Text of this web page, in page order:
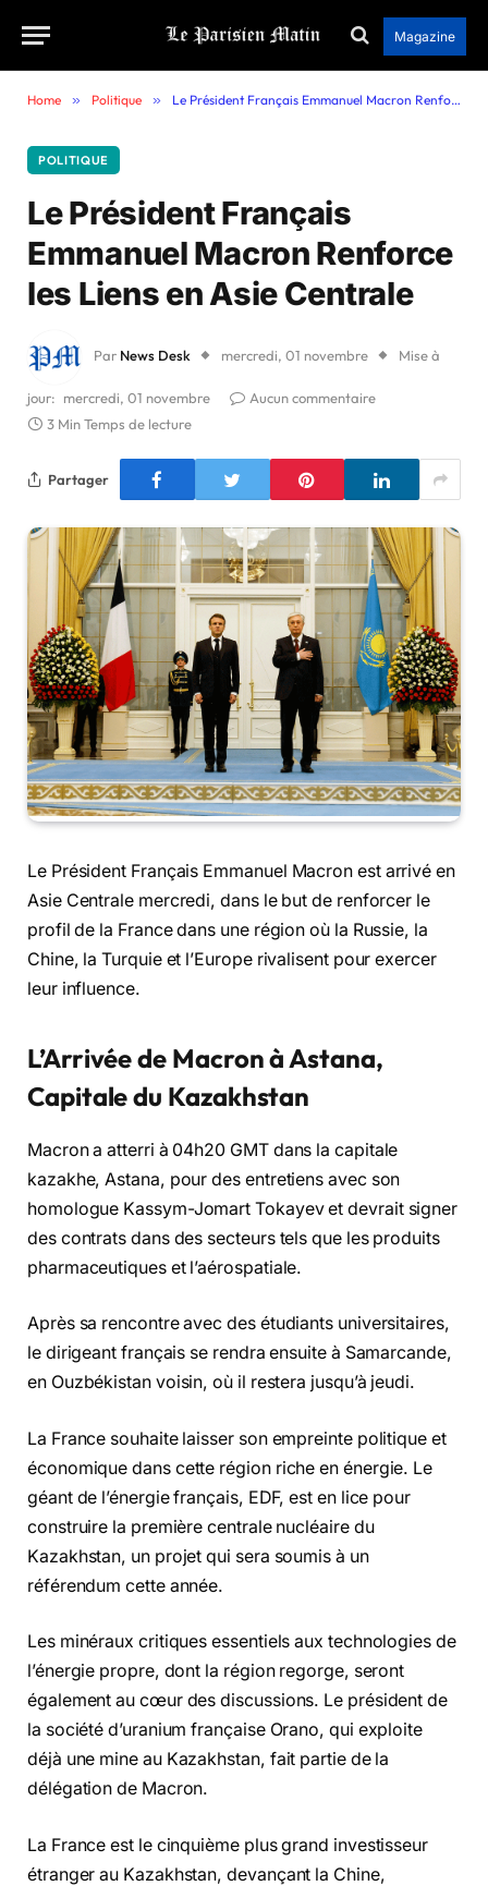
Magazine
Home » Politique » Le Président Français Emmanuel Macron Renforce les Liens en Asie Centrale
POLITIQUE
Le Président Français
Emmanuel Macron Renforce
les Liens en Asie Centrale
Par News Desk mercredi, 01 novembre Mise à
jour: mercredi, 01 novembre
Aucun commentaire
3 Min Temps de lecture
Partager
Le Président Français Emmanuel Macron est arrivé en
Asie Centrale mercredi, dans le but de renforcer le
profil de la France dans une région où la Russie, la
Chine, la Turquie et l’Europe rivalisent pour exercer
leur influence.
L’Arrivée de Macron à Astana,
Capitale du Kazakhstan
Macron a atterri à 04h20 GMT dans la capitale
kazakhe, Astana, pour des entretiens avec son
homologue Kassym-Jomart Tokayev et devrait signer
des contrats dans des secteurs tels que les produits
pharmaceutiques et l’aérospatiale.
Après sa rencontre avec des étudiants universitaires,
le dirigeant français se rendra ensuite à Samarcande,
en Ouzbékistan voisin, où il restera jusqu’à jeudi.
La France souhaite laisser son empreinte politique et
économique dans cette région riche en énergie. Le
géant de l’énergie français, EDF, est en lice pour
construire la première centrale nucléaire du
Kazakhstan, un projet qui sera soumis à un
référendum cette année.
Les minéraux critiques essentiels aux technologies de
l’énergie propre, dont la région regorge, seront
également au cœur des discussions. Le président de
la société d’uranium française Orano, qui exploite
déjà une mine au Kazakhstan, fait partie de la
délégation de Macron.
La France est le cinquième plus grand investisseur
étranger au Kazakhstan, devançant la Chine,